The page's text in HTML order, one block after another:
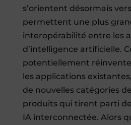
s’orientent désormais
permettent une plus
interopérabilité entre les
d’intelligence artificielle.
potentiellement
les applications
de nouvelles catégories
produits qui tirent parti
IA interconnectée. Alors